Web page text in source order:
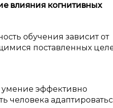
влияния когнитивных
обучения зависит от
поставленных
умение эффективно
человека